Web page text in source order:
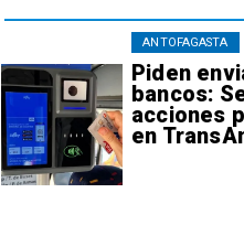
Piden
bancos:
acciones
en
ANTOFAGASTA